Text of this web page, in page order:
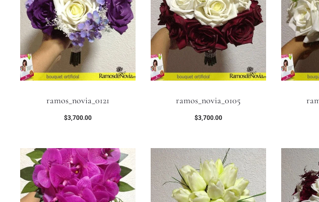
ramos_novia_0121
$3,700.00
ramos_novia_0105
$3,700.00